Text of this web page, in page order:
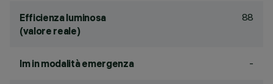
Efficienza luminosa
(valore reale)
88
lm in modalità emergenza -